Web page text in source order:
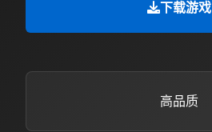
下载游戏
高品质